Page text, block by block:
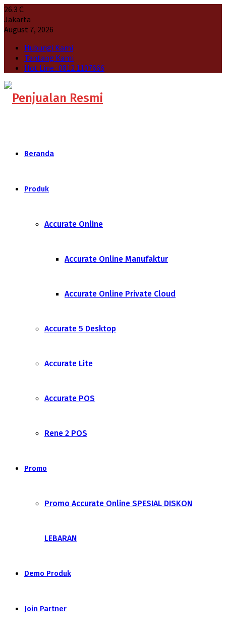
26.3 C
Jakarta
August 7, 2026
Hubungi Kami
Tantang Kami
Hot Line : 0812 1107666
Beranda
Produk
Accurate Online
Accurate Online Manufaktur
Accurate Online Private Cloud
Accurate 5 Desktop
Accurate Lite
Accurate POS
Rene 2 POS
Promo
Promo Accurate Online SPESIAL DISKON
LEBARAN
Demo Produk
Join Partner